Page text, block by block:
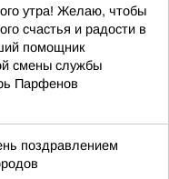
утра! Желаю, чтобы
счастья и радости в
помощник
смены службы
Парфенов
поздравлением